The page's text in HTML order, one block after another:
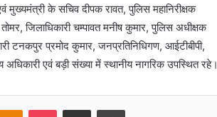
के सचिव दीपक रावत, पुलिस महानिरीक्षक
जिलाधिकारी चम्पावत मनीष कुमार, पुलिस अधीक्षक
टनकपुर प्रमोद कुमार, जनप्रतिनिधिगण, आईटीबीपी,
एवं बड़ी संख्या में स्थानीय नागरिक उपस्थित रहे।